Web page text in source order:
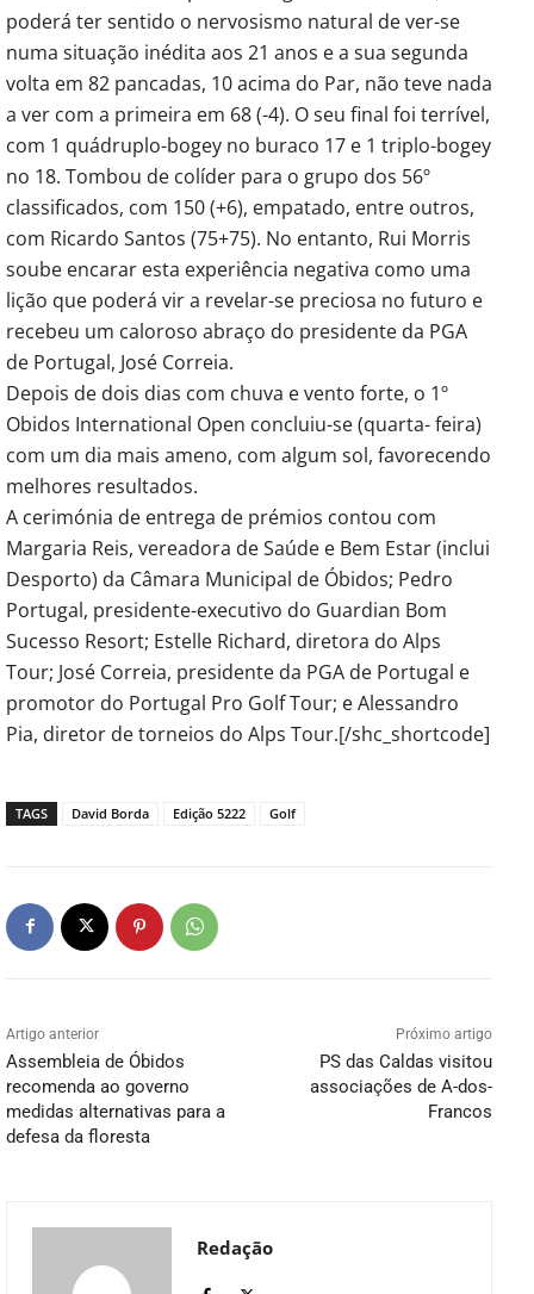
poderá ter sentido o nervosismo natural de ver-se
numa situação inédita aos 21 anos e a sua segunda
volta em 82 pancadas, 10 acima do Par, não teve nada
a ver com a primeira em 68 (-4). O seu final foi terrível,
com 1 quádruplo-bogey no buraco 17 e 1 triplo-bogey
no 18. Tombou de colíder para o grupo dos 56º
classificados, com 150 (+6), empatado, entre outros,
com Ricardo Santos (75+75). No entanto, Rui Morris
soube encarar esta experiência negativa como uma
lição que poderá vir a revelar-se preciosa no futuro e
recebeu um caloroso abraço do presidente da PGA
de Portugal, José Correia.
Depois de dois dias com chuva e vento forte, o 1º
Obidos International Open concluiu-se (quarta- feira)
com um dia mais ameno, com algum sol, favorecendo
melhores resultados.
A cerimónia de entrega de prémios contou com
Margaria Reis, vereadora de Saúde e Bem Estar (inclui
Desporto) da Câmara Municipal de Óbidos; Pedro
Portugal, presidente-executivo do Guardian Bom
Sucesso Resort; Estelle Richard, diretora do Alps
Tour; José Correia, presidente da PGA de Portugal e
promotor do Portugal Pro Golf Tour; e Alessandro
Pia, diretor de torneios do Alps Tour.[/shc_shortcode]
TAGS David Borda Edição 5222 Golf
Artigo anterior
Assembleia de Óbidos
recomenda ao governo
medidas alternativas para a
defesa da floresta
Próximo artigo
PS das Caldas visitou
associações de A-dos-
Francos
Redação